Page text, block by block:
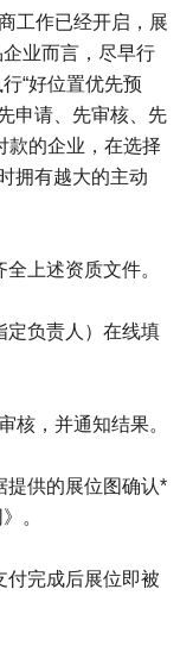
工作已经开启，展
业而言，尽早行
“好位置优先预
申请、先审核、先
款的企业，在选择
拥有越大的主动
上述资质文件。
定负责人）在线填
核，并通知结果。
提供的展位图确认*
。
付完成后展位即被